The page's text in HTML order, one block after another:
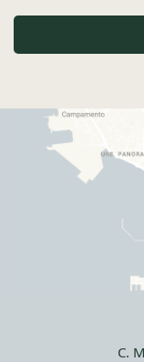
ALIOLI
C.